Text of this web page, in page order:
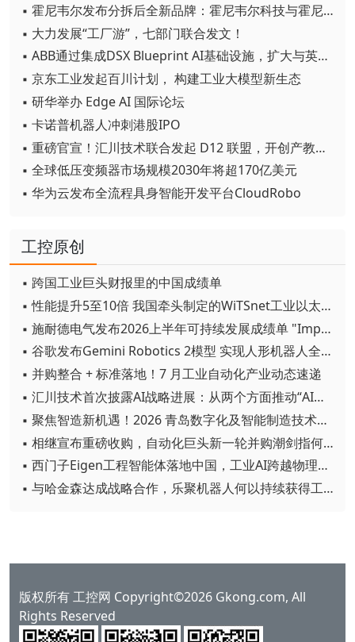
▪ 霍尼韦尔发布分拆后全新品牌：霍尼韦尔科技与霍尼韦尔航空航天
▪ 大力发展“工厂游”，七部门联合发文！
▪ ABB通过集成DSX Blueprint AI基础设施，扩大与英伟达的合作
▪ 京东工业发起百川计划， 构建工业大模型新生态
▪ 研华举办 Edge AI 国际论坛
▪ 卡诺普机器人冲刺港股IPO
▪ 重磅官宣！汇川技术联合发起 D12 联盟，开创产教融合新范式
▪ 全球低压变频器市场规模2030年将超170亿美元
▪ 华为云发布全流程具身智能开发平台CloudRobo
工控原创
▪ 跨国工业巨头财报里的中国成绩单
▪ 性能提升5至10倍 我国牵头制定的WiTSnet工业以太网国际标准正式发布
▪ 施耐德电气发布2026上半年可持续发展成绩单 "Impact 2030"路线图开局稳健
▪ 谷歌发布Gemini Robotics 2模型 实现人形机器人全身智能控制突破
▪ 并购整合 + 标准落地！7 月工业自动化产业动态速递
▪ 汇川技术首次披露AI战略进展：从两个方面推动“AI业务化”落地
▪ 聚焦智造新机遇！2026 青岛数字化及智能制造技术论坛圆满落幕
▪ 相继宣布重磅收购，自动化巨头新一轮并购潮剑指何方？
▪ 西门子Eigen工程智能体落地中国，工业AI跨越物理世界“确定性”拐点
▪ 与哈金森达成战略合作，乐聚机器人何以持续获得工业巨头青睐？
版权所有 工控网 Copyright©2026 Gkong.com, All
Rights Reserved